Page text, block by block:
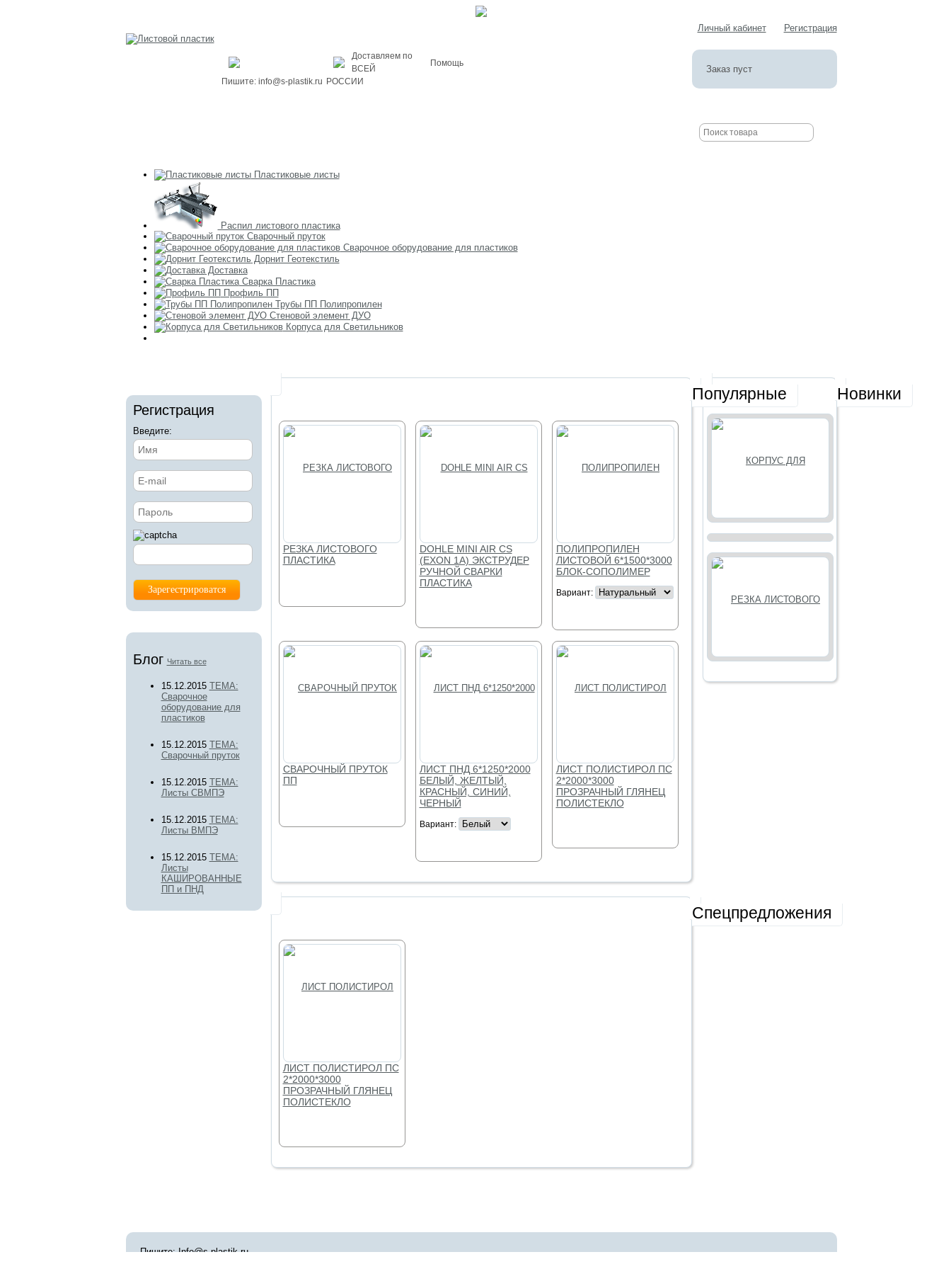
Регистрация
Личный кабинет
Пишите: info@s-plastik.ru
Доставляем по
ВСЕЙ
РОССИИ
Помощь
Заказ пуст
Пластиковые листы
Распил листового пластика
Сварочный пруток
Сварочное оборудование для пластиков
Дорнит Геотекстиль
Доставка
Сварка Пластика
Профиль ПП
Трубы ПП Полипропилен
Стеновой элемент ДУО
Корпуса для Светильников
Регистрация
Введите:
Блог Читать все
15.12.2015 ТЕМА:
Сварочное
оборудование для
пластиков
15.12.2015 ТЕМА:
Сварочный пруток
15.12.2015 ТЕМА:
Листы СВМПЭ
15.12.2015 ТЕМА:
Листы ВМПЭ
15.12.2015 ТЕМА:
Листы
КАШИРОВАННЫЕ
ПП и ПНД
Новинки
Популярные
РЕЗКА ЛИСТОВОГО
ПЛАСТИКА
DOHLE MINI AIR CS
(EXON 1A) ЭКСТРУДЕР
РУЧНОЙ СВАРКИ
ПЛАСТИКА
ПОЛИПРОПИЛЕН
ЛИСТОВОЙ 6*1500*3000
БЛОК-СОПОЛИМЕР
Вариант:
СВАРОЧНЫЙ ПРУТОК
ПП
ЛИСТ ПНД 6*1250*2000
БЕЛЫЙ, ЖЕЛТЫЙ,
КРАСНЫЙ, СИНИЙ,
ЧЕРНЫЙ
Вариант:
ЛИСТ ПОЛИСТИРОЛ ПС
2*2000*3000
ПРОЗРАЧНЫЙ ГЛЯНЕЦ
ПОЛИСТЕКЛО
Спецпредложения
ЛИСТ ПОЛИСТИРОЛ ПС
2*2000*3000
ПРОЗРАЧНЫЙ ГЛЯНЕЦ
ПОЛИСТЕКЛО
Пишите: Info@s-plastik.ru